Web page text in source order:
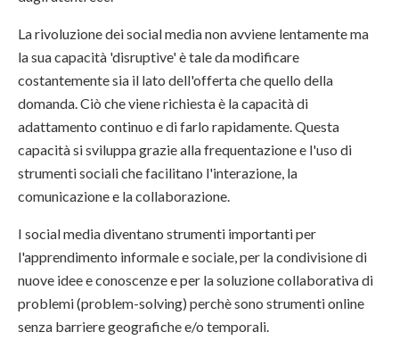
La rivoluzione dei social media non avviene lentamente ma
la sua capacità 'disruptive' è tale da modificare
costantemente sia il lato dell'offerta che quello della
domanda. Ciò che viene richiesta è la capacità di
adattamento continuo e di farlo rapidamente. Questa
capacità si sviluppa grazie alla frequentazione e l'uso di
strumenti sociali che facilitano l'interazione, la
comunicazione e la collaborazione.
I social media diventano strumenti importanti per
l'apprendimento informale e sociale, per la condivisione di
nuove idee e conoscenze e per la soluzione collaborativa di
problemi (problem-solving) perchè sono strumenti online
senza barriere geografiche e/o temporali.